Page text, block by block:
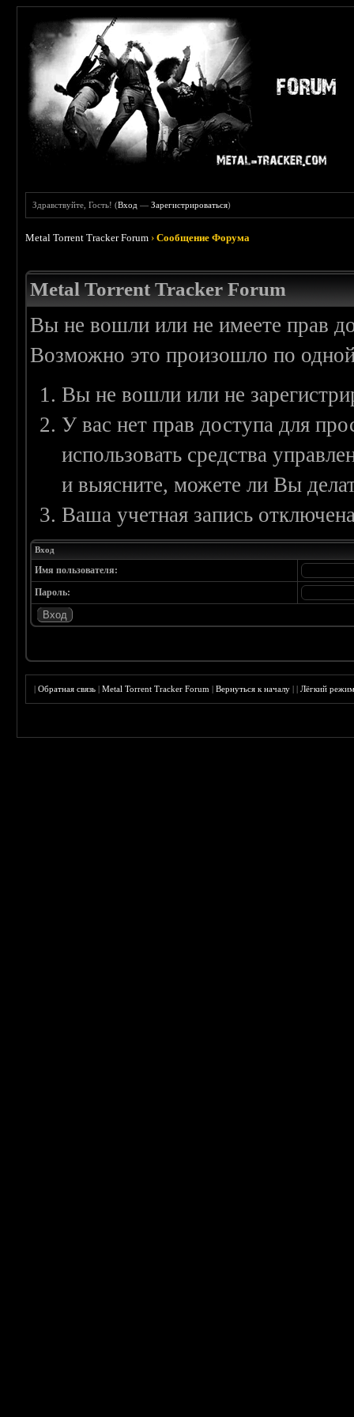
Здравствуйте, Гость! (Вход —Зарегистрироваться)
Metal Torrent Tracker Forum ›Сообщение Форума
Metal Torrent Tracker Forum
Вы не вошли или не имеете прав
Возможно это произошло по
Вы не вошли или не
У вас нет прав доступа для
использовать средства
и выясните, можете ли Вы
Ваша учетная запись
Вход
Имя пользователя:
Пароль:
|Обратная связь |Metal Torrent Tracker Forum |Вернуться к началу ||Лёгкий